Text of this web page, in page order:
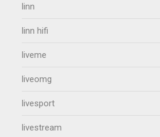
linn
linn hifi
liveme
liveomg
livesport
livestream